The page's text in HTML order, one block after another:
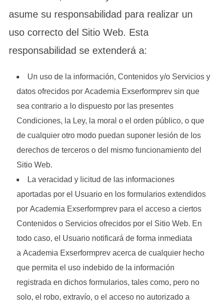
asume su responsabilidad para realizar un
uso correcto del Sitio Web. Esta
responsabilidad se extenderá a:
Un uso de la información, Contenidos y/o Servicios y
datos ofrecidos por Academia Exserformprev sin que
sea contrario a lo dispuesto por las presentes
Condiciones, la Ley, la moral o el orden público, o que
de cualquier otro modo puedan suponer lesión de los
derechos de terceros o del mismo funcionamiento del
Sitio Web.
La veracidad y licitud de las informaciones
aportadas por el Usuario en los formularios extendidos
por Academia Exserformprev para el acceso a ciertos
Contenidos o Servicios ofrecidos por el Sitio Web. En
todo caso, el Usuario notificará de forma inmediata
a Academia Exserformprev acerca de cualquier hecho
que permita el uso indebido de la información
registrada en dichos formularios, tales como, pero no
solo, el robo, extravío, o el acceso no autorizado a